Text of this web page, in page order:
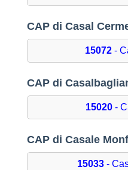
CAP di Casal
15072-
CAP di
15020-
CAP di Casale
15033 -